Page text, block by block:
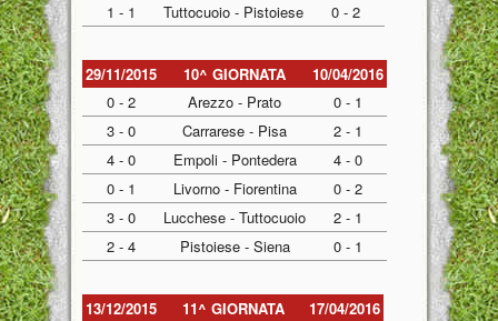
1 - 1
Tuttocuoio - Pistoiese 0 - 2
29/11/2015 10^ GIORNATA
10/04/2016
0 - 2
Arezzo - Prato
0 - 1
3 - 0
Carrarese - Pisa
2 - 1
4 - 0
Empoli - Pontedera
4 - 0
0 - 1
Livorno - Fiorentina
0 - 2
3 - 0
Lucchese - Tuttocuoio
2 - 1
2 - 4
Pistoiese - Siena 0 - 1
13/12/2015 11^ GIORNATA
17/04/2016